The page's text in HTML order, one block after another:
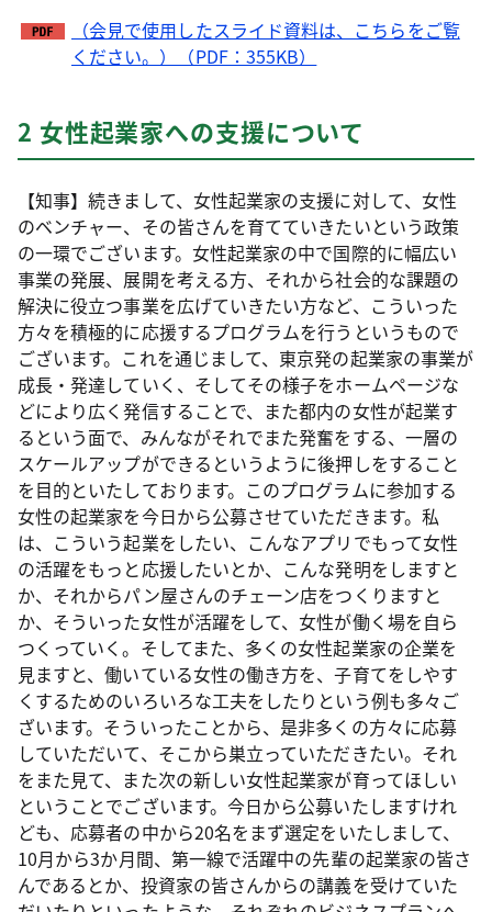
（会見で使用したスライド資料は、こちらをご覧
ください。）（PDF：355KB）
2 女性起業家への支援について
【知事】続きまして、女性起業家の支援に対して、女性
のベンチャー、その皆さんを育てていきたいという政策
の一環でございます。女性起業家の中で国際的に幅広い
事業の発展、展開を考える方、それから社会的な課題の
解決に役立つ事業を広げていきたい方など、こういった
方々を積極的に応援するプログラムを行うというもので
ございます。これを通じまして、東京発の起業家の事業が
成長・発達していく、そしてその様子をホームページな
どにより広く発信することで、また都内の女性が起業す
るという面で、みんながそれでまた発奮をする、一層の
スケールアップができるというように後押しをすること
を目的といたしております。このプログラムに参加する
女性の起業家を今日から公募させていただきます。私
は、こういう起業をしたい、こんなアプリでもって女性
の活躍をもっと応援したいとか、こんな発明をしますと
か、それからパン屋さんのチェーン店をつくりますと
か、そういった女性が活躍をして、女性が働く場を自ら
つくっていく。そしてまた、多くの女性起業家の企業を
見ますと、働いている女性の働き方を、子育てをしやす
くするためのいろいろな工夫をしたりという例も多々ご
ざいます。そういったことから、是非多くの方々に応募
していただいて、そこから巣立っていただきたい。それ
をまた見て、また次の新しい女性起業家が育ってほしい
ということでございます。今日から公募いたしますけれ
ども、応募者の中から20名をまず選定をいたしまして、
10月から3か月間、第一線で活躍中の先輩の起業家の皆さ
んであるとか、投資家の皆さんからの講義を受けていた